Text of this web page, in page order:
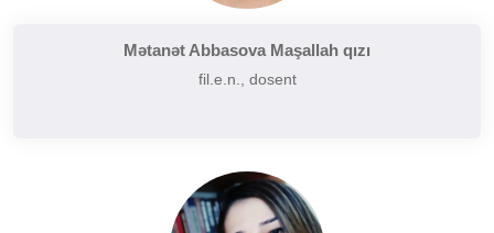
Mətanət Abbasova Maşallah qızı
fil.e.n., dosent